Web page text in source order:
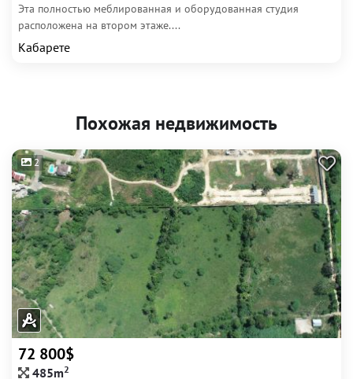
Эта полностью меблированная и оборудованная студия
расположена на втором этаже....
Кабарете
Похожая недвижимость
2
72 800$
485m2